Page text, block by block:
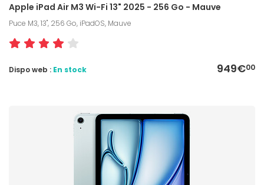
Apple iPad Air M3 Wi-Fi 13" 2025 - 256 Go - Mauve
Puce M3, 13", 256 Go, iPadOS, Mauve
949€00
Dispo web : En stock